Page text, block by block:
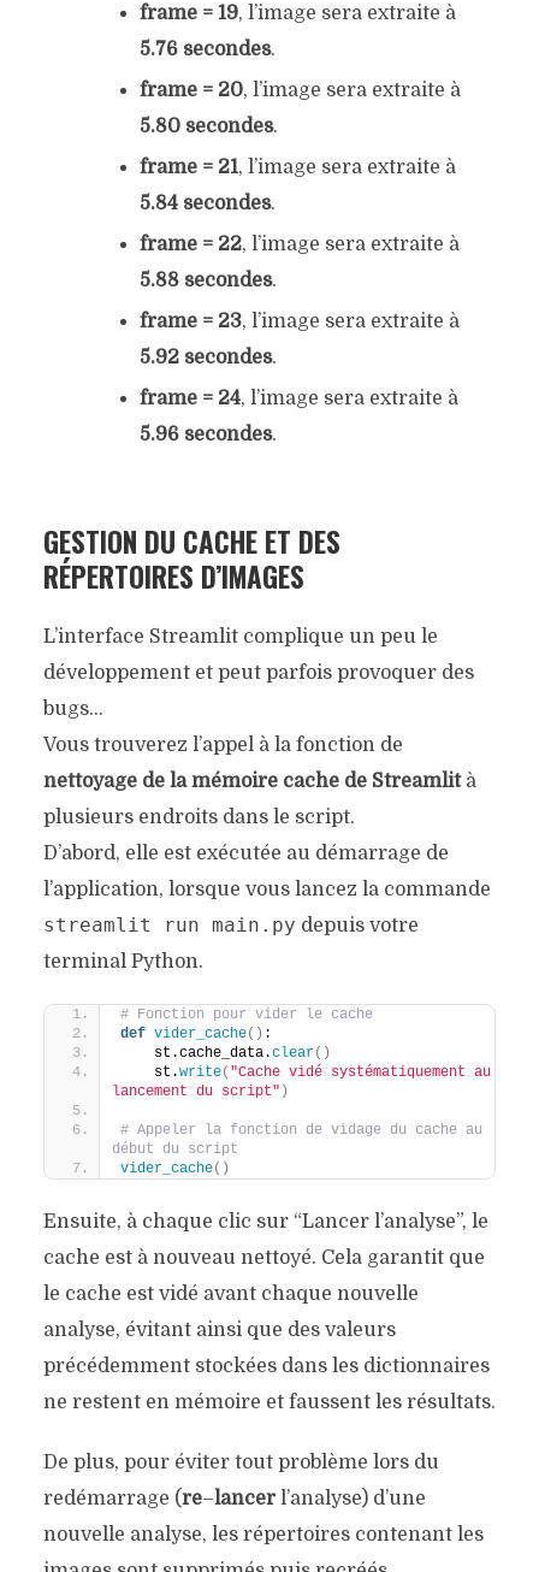
frame = 19, l’image sera extraite à
5.76 secondes.
frame = 20, l’image sera extraite à
5.80 secondes.
frame = 21, l’image sera extraite à
5.84 secondes.
frame = 22, l’image sera extraite à
5.88 secondes.
frame = 23, l’image sera extraite à
5.92 secondes.
frame = 24, l’image sera extraite à
5.96 secondes.
GESTION DU CACHE ET DES
RÉPERTOIRES D’IMAGES
L’interface Streamlit complique un peu le
développement et peut parfois provoquer des
bugs…
Vous trouverez l’appel à la fonction de
nettoyage de la mémoire cache de Streamlità
plusieurs endroits dans le script.
D’abord, elle est exécutée au démarrage de
l’application, lorsque vous lancez la commande
streamlit run main.py depuis votre
terminal Python.
# Fonction pour vider le cache
def vider_cache() :
    st.cache_data.
clear()
    st.
write( "Cache vidé systématiquement au
lancement du script" )
# Appeler la fonction de vidage du cache au
début du script
vider_cache()
Ensuite, à chaque clic sur “Lancer l’analyse”, le
cache est à nouveau nettoyé. Cela garantit que
le cache est vidé avant chaque nouvelle
analyse, évitant ainsi que des valeurs
précédemment stockées dans les dictionnaires
ne restent en mémoire et faussent les résultats.
De plus, pour éviter tout problème lors du
redémarrage (re–lancerl’analyse) d’une
nouvelle analyse, les répertoires contenant les